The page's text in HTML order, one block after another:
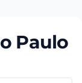
Paulo